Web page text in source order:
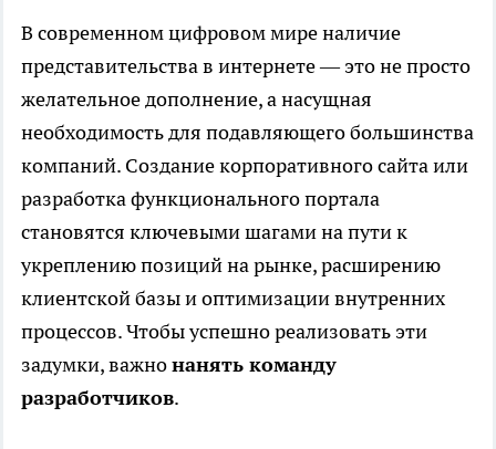
В современном цифровом мире наличие
представительства в интернете — это не просто
желательное дополнение, а насущная
необходимость для подавляющего большинства
компаний. Создание корпоративного сайта или
разработка функционального портала
становятся ключевыми шагами на пути к
укреплению позиций на рынке, расширению
клиентской базы и оптимизации внутренних
процессов. Чтобы успешно реализовать эти
задумки, важнонанять команду
разработчиков.